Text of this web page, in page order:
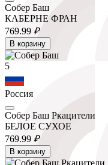
Собер Баш
КАБЕРНЕ ФРАН
769.99 ₽
В корзину
5
Россия
Собер Баш Ркацители
БЕЛОЕ СУХОЕ
769.99 ₽
В корзину